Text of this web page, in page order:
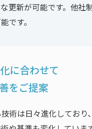
更新が可能です。他社
です。
に合わせて
をご提案
術は日々進化しており